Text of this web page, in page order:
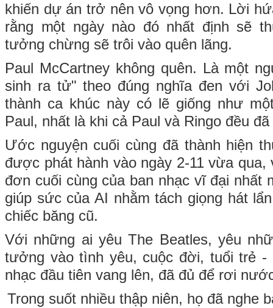
khiến dự án trở nên vô vọng hơn. Lời
rằng một ngày nào đó nhất định sẽ
tưởng chừng sẽ trôi vào quên lãng.
Paul McCartney không quên. Là một
sinh ra tử" theo đúng nghĩa đen với
thành ca khúc này có lẽ giống như
Paul, nhất là khi cả Paul và Ringo đều
Ước nguyện cuối cùng đã thành hiện
được phát hành vào ngày 2-11 vừa
đơn cuối cùng của ban nhạc vĩ đại nhất
giúp sức của AI nhằm tách giọng hát
chiếc băng cũ.
Với những ai yêu The Beatles, yêu
tưởng vào tình yêu, cuộc đời, tuổi trẻ -
nhạc đầu tiên vang lên, đã đủ để rơi
Trong suốt nhiều thập niên, họ đã nghe